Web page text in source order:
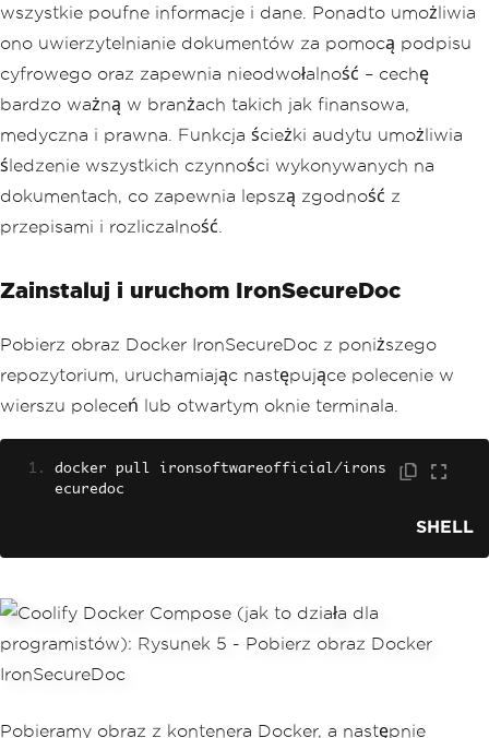
wszystkie poufne informacje i dane. Ponadto umożliwia
ono uwierzytelnianie dokumentów za pomocą podpisu
cyfrowego oraz zapewnia nieodwołalność – cechę
bardzo ważną w branżach takich jak finansowa,
medyczna i prawna. Funkcja ścieżki audytu umożliwia
śledzenie wszystkich czynności wykonywanych na
dokumentach, co zapewnia lepszą zgodność z
przepisami i rozliczalność.
Zainstaluj i uruchom IronSecureDoc
Pobierz obraz Docker IronSecureDoc z poniższego
repozytorium, uruchamiając następujące polecenie w
wierszu poleceń lub otwartym oknie terminala.
docker pull ironsoftwareofficial/irons
ecuredoc
SHELL
Pobieramy obraz z kontenera Docker, a następnie